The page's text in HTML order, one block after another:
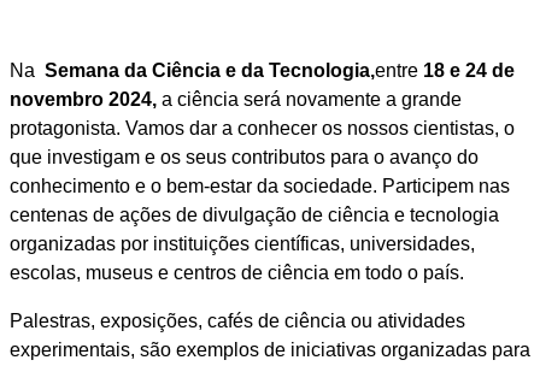
Na Semana da Ciência e da Tecnologia,entre18 e 24 de
novembro 2024, a ciência será novamente a grande
protagonista. Vamos dar a conhecer os nossos cientistas, o
que investigam e os seus contributos para o avanço do
conhecimento e o bem-estar da sociedade. Participem nas
centenas de ações de divulgação de ciência e tecnologia
organizadas por instituições científicas, universidades,
escolas, museus e centros de ciência em todo o país.
Palestras, exposições, cafés de ciência ou atividades
experimentais, são exemplos de iniciativas organizadas para